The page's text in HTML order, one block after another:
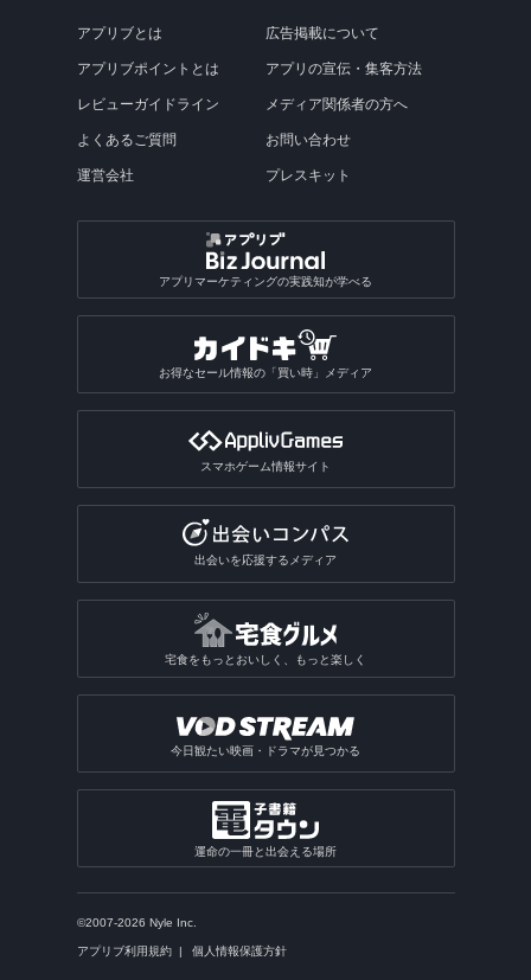
アプリブとは
アプリブポイントとは
レビューガイドライン
よくあるご質問
運営会社
広告掲載について
アプリの宣伝・集客方法
メディア関係者の方へ
お問い合わせ
プレスキット
アプリマーケティングの実践知が学べる
お得なセール情報の「買い時」メディア
スマホゲーム情報サイト
出会いを応援するメディア
宅食をもっとおいしく、もっと楽しく
今日観たい映画・ドラマが見つかる
運命の一冊と出会える場所
©2007-2026 Nyle Inc.
アプリブ利用規約 個人情報保護方針